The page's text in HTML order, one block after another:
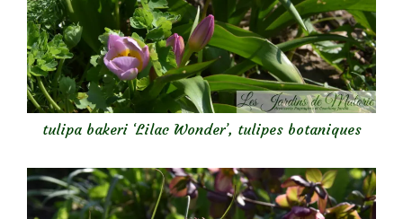
tulipa bakeri ‘Lilac Wonder’, tulipes botaniques